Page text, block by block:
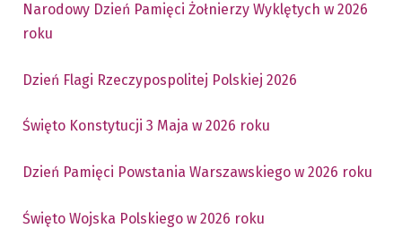
Narodowy Dzień Pamięci Żołnierzy Wyklętych w 2026
roku
Dzień Flagi Rzeczypospolitej Polskiej 2026
Święto Konstytucji 3 Maja w 2026 roku
Dzień Pamięci Powstania Warszawskiego w 2026 roku
Święto Wojska Polskiego w 2026 roku